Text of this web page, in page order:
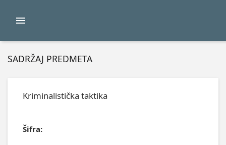
SADRŽAJ PREDMETA
Kriminalistička taktika
Šifra: